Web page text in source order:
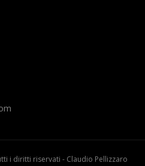
i diritti riservati - Claudio Pellizzaro